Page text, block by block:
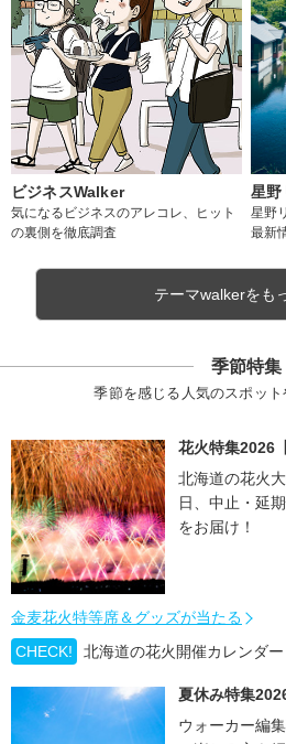
ビジネスWalker
気になるビジネスのアレコレ、ヒット
の裏側を徹底調査
星
星野
最新
テーマwalkerをも
季節特集
季節を感じる人気のスポッ
花火特集2026
北海道の花火
日、中止・延
をお届け！
金麦花火特等席＆グッズが当たる
CHECK!
北海道の花火開催カレンダー
夏休み特集
ウォーカー編